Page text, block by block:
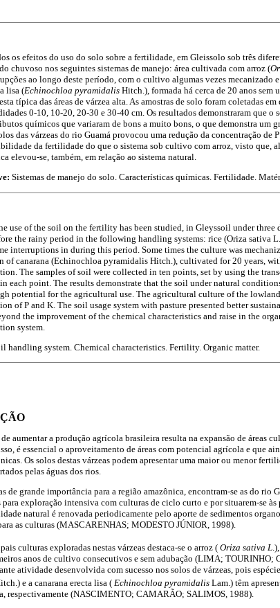
os efeitos do uso do solo sobre a fertilidade, em Gleissolo sob três
chuvoso nos seguintes sistemas de manejo: área cultivada com arroz (
ao longo deste período, com o cultivo algumas vezes mecanizado e
lisa (Echinochloa pyramidalis Hitch.), formada há cerca de 20 anos sem
típica das áreas de várzea alta. As amostras de solo foram coletadas
0-10, 10-20, 20-30 e 30-40 cm. Os resultados demonstraram que o
químicos que variaram de bons a muito bons, o que demonstra um
das várzeas do rio Guamá provocou uma redução da concentração de
da fertilidade do que o sistema sob cultivo com arroz, visto que,
elevou-se, também, em relação ao sistema natural.
Sistemas de manejo do solo. Características químicas. Fertilidade.
use of the soil on the fertility has been studied, in Gleyssoil under three
the rainy period in the following handling systems: rice (Oriza sativa
interruptions in during this period. Some times the culture was
of canarana (Echinochloa pyramidalis Hitch.), cultivated for 20 years,
The samples of soil were collected in ten points, set by using the
each point. The results demonstrate that the soil under natural
potential for the agricultural use. The agricultural culture of the
of P and K. The soil usage system with pasture presented better
the improvement of the chemical characteristics and raise in the
system.
handling system. Chemical characteristics. Fertility. Organic matter.
de aumentar a produção agrícola brasileira resulta na expansão de áreas
é essencial o aproveitamento de áreas com potencial agrícola e que
Os solos destas várzeas podem apresentar uma maior ou menor
pelas águas dos rios.
de grande importância para a região amazônica, encontram-se as do rio
exploração intensiva com culturas de ciclo curto e por situarem-se às
natural é renovada periodicamente pelo aporte de sedimentos
as culturas (MASCARENHAS; MODESTO JÚNIOR, 1998).
culturas exploradas nestas várzeas destaca-se o arroz ( Oriza sativa L
anos de cultivo consecutivos e sem adubação (LIMA; TOURINHO;
atividade desenvolvida com sucesso nos solos de várzeas, pois
e a canarana erecta lisa ( Echinochloa pyramidalis Lam.) têm
respectivamente (NASCIMENTO; CAMARÃO; SALIMOS, 1988).